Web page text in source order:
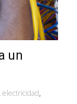
un
electricidad,